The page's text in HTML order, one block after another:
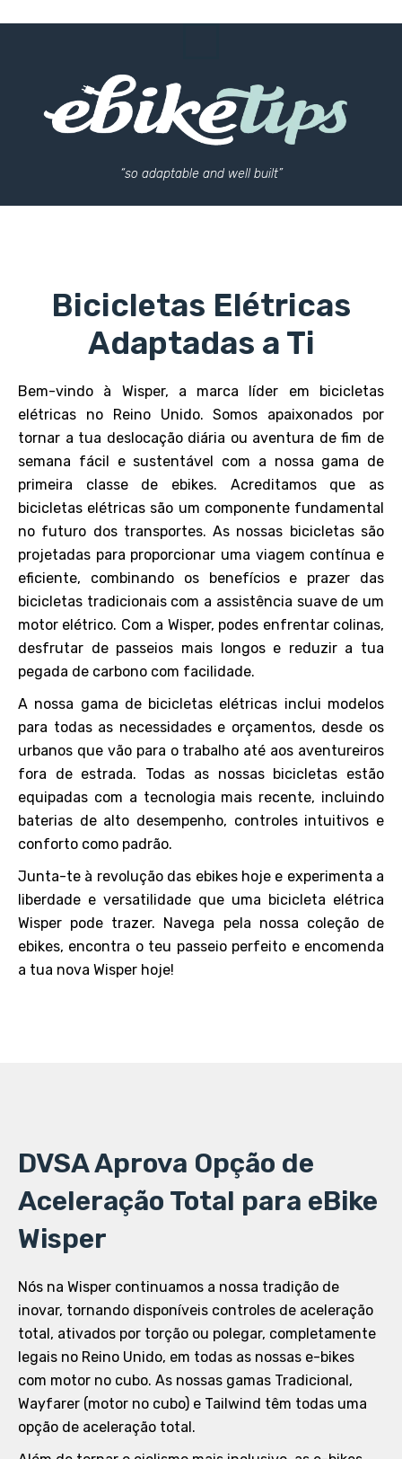
“so adaptable and well built”
Bicicletas Elétricas
Adaptadas a Ti
Bem-vindo à Wisper, a marca líder em bicicletas
elétricas no Reino Unido. Somos apaixonados por
tornar a tua deslocação diária ou aventura de fim de
semana fácil e sustentável com a nossa gama de
primeira classe de ebikes. Acreditamos que as
bicicletas elétricas são um componente fundamental
no futuro dos transportes. As nossas bicicletas são
projetadas para proporcionar uma viagem contínua e
eficiente, combinando os benefícios e prazer das
bicicletas tradicionais com a assistência suave de um
motor elétrico. Com a Wisper, podes enfrentar colinas,
desfrutar de passeios mais longos e reduzir a tua
pegada de carbono com facilidade.
A nossa gama de bicicletas elétricas inclui modelos
para todas as necessidades e orçamentos, desde os
urbanos que vão para o trabalho até aos aventureiros
fora de estrada. Todas as nossas bicicletas estão
equipadas com a tecnologia mais recente, incluindo
baterias de alto desempenho, controles intuitivos e
conforto como padrão.
Junta-te à revolução das ebikes hoje e experimenta a
liberdade e versatilidade que uma bicicleta elétrica
Wisper pode trazer. Navega pela nossa coleção de
ebikes, encontra o teu passeio perfeito e encomenda
a tua nova Wisper hoje!
DVSA Aprova Opção de
Aceleração Total para eBike
Wisper
Nós na Wisper continuamos a nossa tradição de
inovar, tornando disponíveis controles de aceleração
total, ativados por torção ou polegar, completamente
legais no Reino Unido, em todas as nossas e-bikes
com motor no cubo. As nossas gamas Tradicional,
Wayfarer (motor no cubo) e Tailwind têm todas uma
opção de aceleração total.